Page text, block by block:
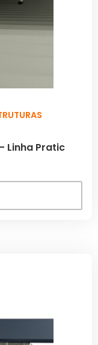
Linha Pratic